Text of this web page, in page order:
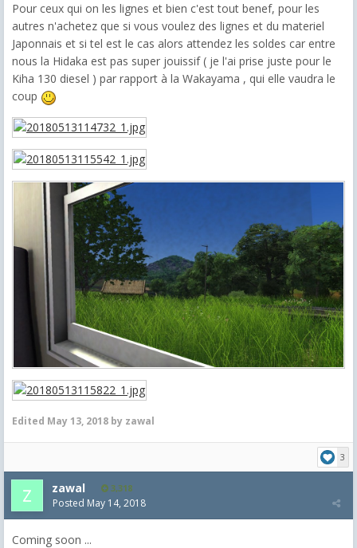
Pour ceux qui on les lignes et bien c'est tout benef, pour les
autres n'achetez que si vous voulez des lignes et du materiel
Japonnais et si tel est le cas alors attendez les soldes car entre
nous la Hidaka est pas super jouissif ( je l'ai prise juste pour le
Kiha 130 diesel ) par rapport à la Wakayama , qui elle vaudra le
coup
Edited May 13, 2018 by zawal
3
zawal 3,318
Posted May 14, 2018
Coming soon ...